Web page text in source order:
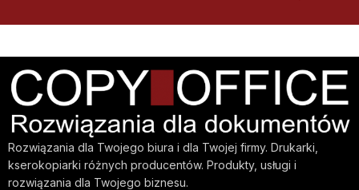
Rozwiązania dla Twojego biura i dla Twojej firmy. Drukarki,
kserokopiarki różnych producentów. Produkty, usługi i
rozwiązania dla Twojego biznesu.